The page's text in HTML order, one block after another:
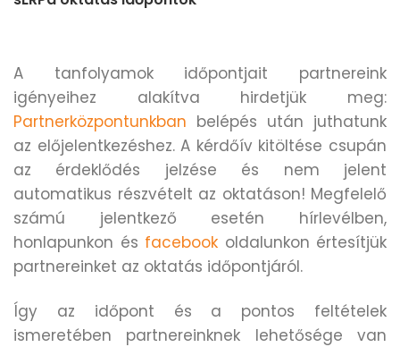
A tanfolyamok időpontjait partnereink
igényeihez alakítva hirdetjük meg:
Partnerközpontunkban belépés után juthatunk
az előjelentkezéshez. A kérdőív kitöltése csupán
az érdeklődés jelzése és nem jelent
automatikus részvételt az oktatáson! Megfelelő
számú jelentkező esetén hírlevélben,
honlapunkon és facebook oldalunkon értesítjük
partnereinket az oktatás időpontjáról.
Így az időpont és a pontos feltételek
ismeretében partnereinknek lehetősége van